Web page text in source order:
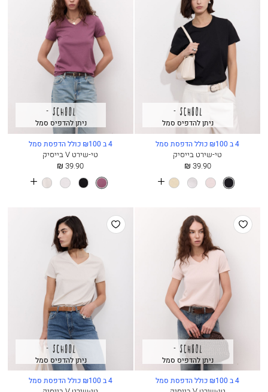
ניתן להדפיס סמל
4 ב ₪100 כולל הדפסת סמל
טי-שירט בייסיק
החל
39.90 ₪
שחור
ורוד
בלט
לבן חמאהSee
more
ניתן להדפיס סמל
4 ב ₪100 כולל הדפסת סמל
טי-שירט V בייסיק
החל
39.90 ₪
פלאםשחור לבן קצפתSee
more
הוסף
למועדפים
ניתן להדפיס סמל
4 ב ₪100 כולל הדפסת סמל
הוסף
למועדפים
ניתן להדפיס סמל
4 ב ₪100 כולל הדפסת סמל